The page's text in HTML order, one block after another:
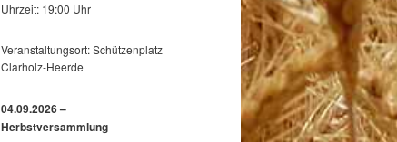
Uhrzeit: 19:00 Uhr
Veranstaltungsort: Schützenplatz
Clarholz-Heerde
04.09.2026 –
Herbstversammlung